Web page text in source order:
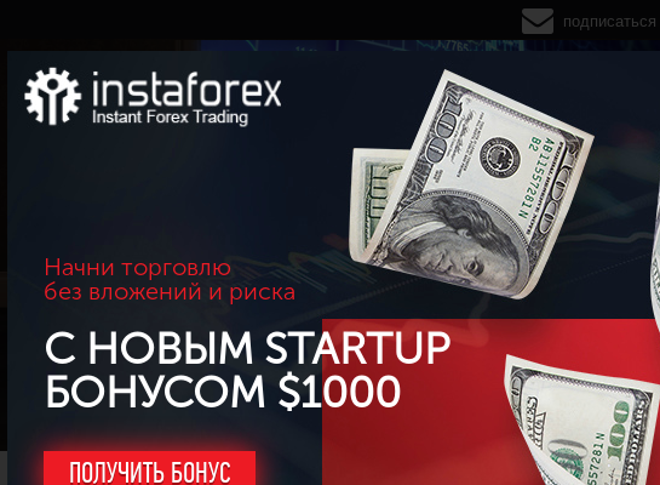
Начни торговлю
без вложений и риска
С НОВЫМ STARTUP
БОНУСОМ $1000
ПОЛУЧИТЬ БОНУС
подписаться